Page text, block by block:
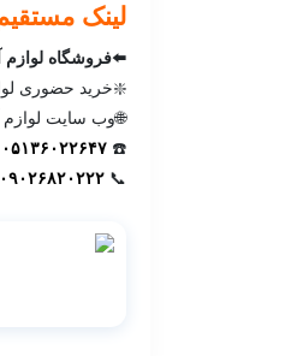
لینک
⬅️فروشگاه لوازم
❇️خرید حضوری
🌐وب سایت
☎️ ۰۵۱۳۶۰۲۲۶۴۷
📞 ۰۹۰۲۶۸۲۰۲۲۲